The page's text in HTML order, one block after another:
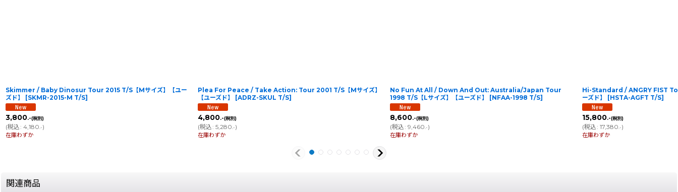
Skimmer / Baby Dinosur Tour 2015 T/S【Mサイズ】【ユー
ズド】
[SKMR-2015-M T/S]
3,800.-(税別)
(税込: 4,180 .-)
在庫わずか
Plea For Peace / Take Action: Tour 2001 T/S【Mサイズ】
【ユーズド】
[ADRZ-SKUL T/S]
4,800.-(税別)
(税込: 5,280.-)
在庫わずか
No Fun At All / Down And Out: Australia/Japan Tour
1998 T/S【Lサイズ】【ユーズド】
[NFAA-1998 T/S]
8,600.-(税別)
(税込: 9,460.-)
在庫わずか
Hi-Standard / ANGRY FIST
ーズド】
[HSTA-AGFT T/S]
15,800.-(税別)
(税込: 17,380.-)
在庫わずか
関連商品